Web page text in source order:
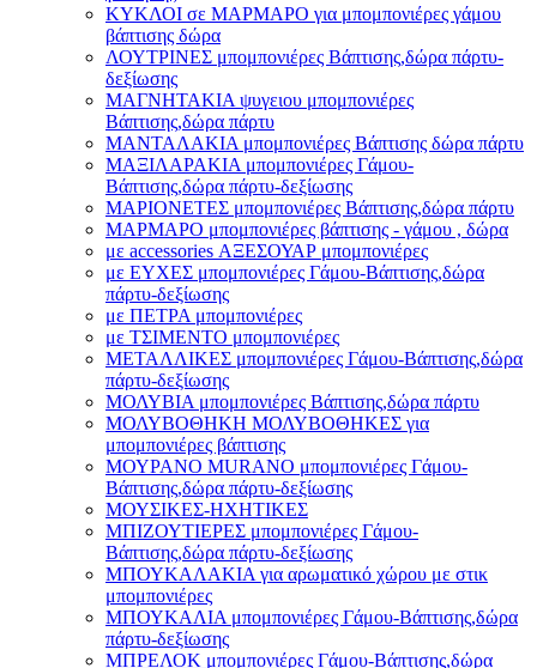
ΚΥΚΛΟΙ σε ΜΑΡΜΑΡΟ για μπομπονιέρες γάμου
βάπτισης δώρα
ΛΟΥΤΡΙΝΕΣ μπομπονιέρες Βάπτισης,δώρα πάρτυ-
δεξίωσης
ΜΑΓΝΗΤΑΚΙΑ ψυγειου μπομπονιέρες
Βάπτισης,δώρα πάρτυ
ΜΑΝΤΑΛΑΚΙΑ μπομπονιέρες Βάπτισης δώρα πάρτυ
ΜΑΞΙΛΑΡΑΚΙΑ μπομπονιέρες Γάμου-
Βάπτισης,δώρα πάρτυ-δεξίωσης
ΜΑΡΙΟΝΕΤΕΣ μπομπονιέρες Βάπτισης,δώρα πάρτυ
ΜΑΡΜΑΡΟ μπομπονιέρες βάπτισης - γάμου , δώρα
με accessories ΑΞΕΣΟΥΑΡ μπομπονιέρες
με ΕΥΧΕΣ μπομπονιέρες Γάμου-Βάπτισης,δώρα
πάρτυ-δεξίωσης
με ΠΕΤΡΑ μπομπονιέρες
με ΤΣΙΜΕΝΤΟ μπομπονιέρες
ΜΕΤΑΛΛΙΚΕΣ μπομπονιέρες Γάμου-Βάπτισης,δώρα
πάρτυ-δεξίωσης
ΜΟΛΥΒΙΑ μπομπονιέρες Βάπτισης,δώρα πάρτυ
ΜΟΛΥΒΟΘΗΚΗ ΜΟΛΥΒΟΘΗΚΕΣ για
μπομπονιέρες βάπτισης
ΜΟΥΡΑΝΟ MURANO μπομπονιέρες Γάμου-
Βάπτισης,δώρα πάρτυ-δεξίωσης
ΜΟΥΣΙΚΕΣ-ΗΧΗΤΙΚΕΣ
ΜΠΙΖΟΥΤΙΕΡΕΣ μπομπονιέρες Γάμου-
Βάπτισης,δώρα πάρτυ-δεξίωσης
ΜΠΟΥΚΑΛΑΚΙΑ για αρωματικό χώρου με στικ
μπομπονιέρες
ΜΠΟΥΚΑΛΙΑ μπομπονιέρες Γάμου-Βάπτισης,δώρα
πάρτυ-δεξίωσης
ΜΠΡΕΛΟΚ μπομπονιέρες Γάμου-Βάπτισης,δώρα